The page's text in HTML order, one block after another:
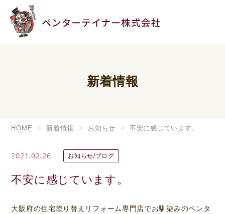
新着情報
HOME 新着情報 お知らせ 不安に感じています。
2021.02.26 お知らせ/ブログ
不安に感じています。
大阪府の住宅塗り替えリフォーム専門店でお馴染みのペンタ